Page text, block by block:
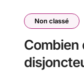
Non classé
Combien